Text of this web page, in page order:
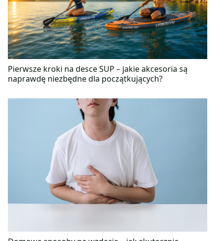
Swoją pasję do pracy badawaczej dzieli z
zamiłowaniem do podrózy, zwierząt i tańca.
Pierwsze kroki na desce SUP – jakie akcesoria są
naprawdę niezbędne dla początkujących?